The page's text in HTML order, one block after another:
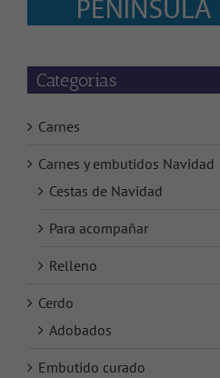
Categorias
Carnes
Carnes y embutidos Navidad
Cestas de Navidad
Para acompañar
Relleno
Cerdo
Adobados
Embutido curado